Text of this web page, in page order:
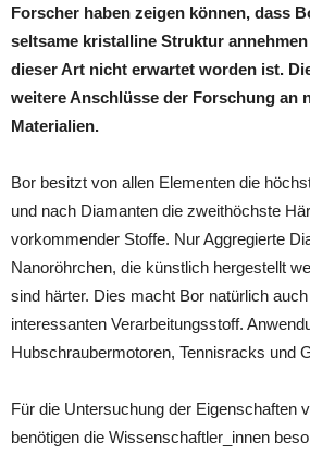
Forscher haben zeigen können, dass
seltsame kristalline Struktur
dieser Art nicht erwartet worden ist.
weitere Anschlüsse der Forschung an
Materialien.
Bor besitzt von allen Elementen die
und nach Diamanten die zweithöchste
vorkommender Stoffe. Nur Aggregierte
Nanoröhrchen, die künstlich hergestellt
sind härter. Dies macht Bor natürlich
interessanten Verarbeitungsstoff.
Hubschraubermotoren, Tennisracks und
Für die Untersuchung der Eigenschaften
benötigen die Wissenschaftler_innen